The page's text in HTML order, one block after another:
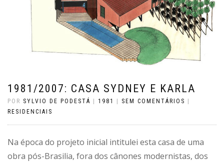
1981/2007: CASA SYDNEY E KARLA
POR SYLVIO DE PODESTÁ 1981 SEM COMENTÁRIOS
RESIDENCIAIS
Na época do projeto inicial intitulei esta casa de uma
obra pós-Brasilia, fora dos cânones modernistas, dos